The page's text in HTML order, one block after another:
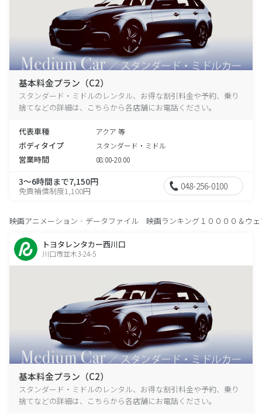
基本料金プラン（C2）
スタンダード・ミドルのレンタル、お得な割引料金や予約、乗り
捨てなどの詳細は、こちらから各店舗にお電話ください。
代表車種 アクア 等
ボディタイプ スタンダード・ミドル
営業時間 08:00-20:00
3～6時間まで7,150円
免責補償制度1,100円 048-256-0100
映画アニメーション‐データファイル 映画ランキング１００００＆ウェ
トヨタレンタカー西川口
川口市並木3-24-5
基本料金プラン（C2）
スタンダード・ミドルのレンタル、お得な割引料金や予約、乗り
捨てなどの詳細は、こちらから各店舗にお電話ください。